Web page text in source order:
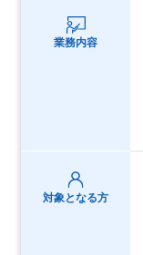
業務内容
対象となる方